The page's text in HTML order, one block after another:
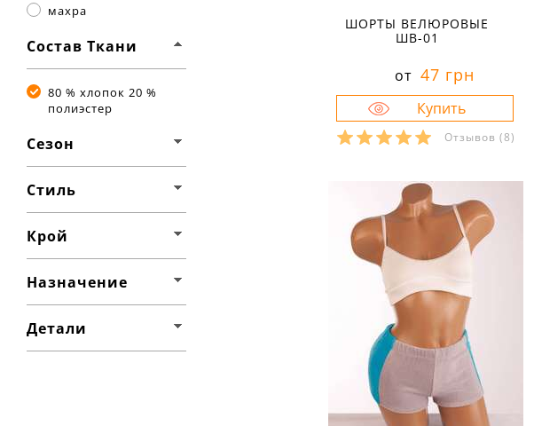
махра
Состав Ткани
80 % хлопок 20 %
полиэстер
Сезон
Стиль
Крой
Назначение
Детали
ШОРТЫ ВЕЛЮРОВЫЕ
ШВ-01
от 47 грн
Отзывов (8)
40
Характеристики:
материал:
велюр
состав ткани: 80 % хлопок 20
% полиэстер
осень
спортивный
мини
назначение:
для
тренировок
детали: